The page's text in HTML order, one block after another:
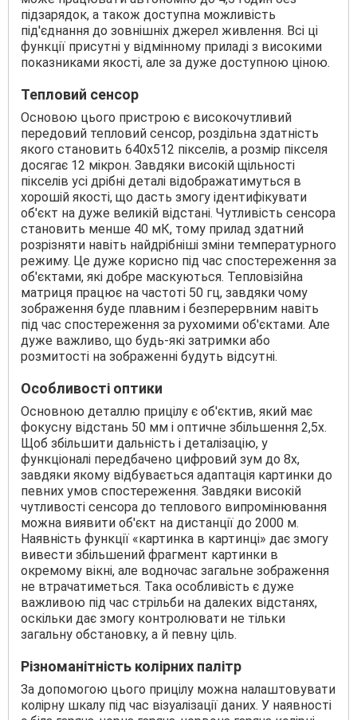
підзарядок, а також доступна можливість
під'єднання до зовнішніх джерел живлення. Всі ці
функції присутні у відмінному приладі з високими
показниками якості, але за дуже доступною ціною.
Тепловий сенсор
Основою цього пристрою є високочутливий
передовий тепловий сенсор, роздільна здатність
якого становить 640х512 пікселів, а розмір пікселя
досягає 12 мікрон. Завдяки високій щільності
пікселів усі дрібні деталі відображатимуться в
хорошій якості, що дасть змогу ідентифікувати
об'єкт на дуже великій відстані. Чутливість сенсора
становить менше 40 мК, тому прилад здатний
розрізняти навіть найдрібніші зміни температурного
режиму. Це дуже корисно під час спостереження за
об'єктами, які добре маскуються. Тепловізійна
матриця працює на частоті 50 гц, завдяки чому
зображення буде плавним і безперервним навіть
під час спостереження за рухомими об'єктами. Але
дуже важливо, що будь-які затримки або
розмитості на зображенні будуть відсутні.
Особливості оптики
Основною деталлю прицілу є об'єктив, який має
фокусну відстань 50 мм і оптичне збільшення 2,5х.
Щоб збільшити дальність і деталізацію, у
функціоналі передбачено цифровий зум до 8х,
завдяки якому відбувається адаптація картинки до
певних умов спостереження. Завдяки високій
чутливості сенсора до теплового випромінювання
можна виявити об'єкт на дистанції до 2000 м.
Наявність функції «картинка в картинці» дає змогу
вивести збільшений фрагмент картинки в
окремому вікні, але водночас загальне зображення
не втрачатиметься. Така особливість є дуже
важливою під час стрільби на далеких відстанях,
оскільки дає змогу контролювати не тільки
загальну обстановку, а й певну ціль.
Різноманітність колірних палітр
За допомогою цього прицілу можна налаштовувати
колірну шкалу під час візуалізації даних. У наявності